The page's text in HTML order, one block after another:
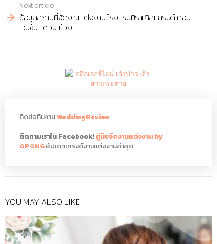
Next article
ข้อมูลสถานที่จัดงานแต่งงาน โรงแรมมิราเคิลแกรนด์ คอน
เวนชั่น | ดอนเมือง
ติดต่อทีมงานWeddingReview
ติดตามเราใน Facebook!คู่มือจัดงานแต่งงาน by
OPONGอัปเดตเทรนด์งานแต่งงานล่าสุด
YOU MAY ALSO LIKE